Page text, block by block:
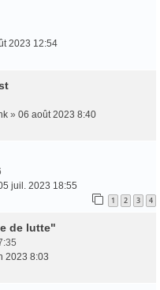
2023 12:54
» 06 août 2023 8:40
juil. 2023 18:55
1 2 3 4
de lutte"
2023 8:03